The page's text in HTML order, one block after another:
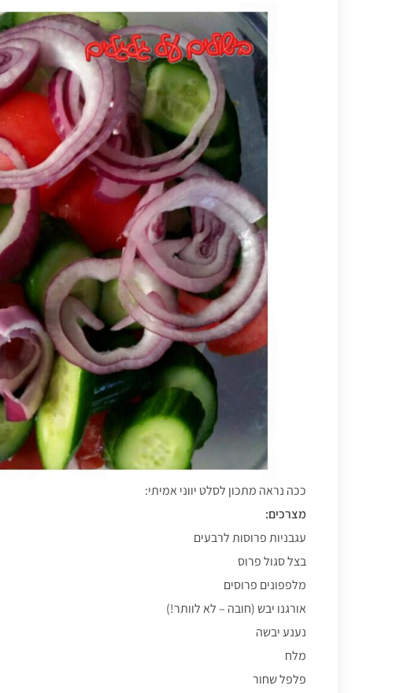
ככה נראה מתכון לסלט יווני אמיתי:
מצרכים:
עגבניות פרוסות לרבעים
בצל סגול פרוס
מלפפונים פרוסים
אורגנו יבש (חובה – לא לוותר!)
נענע יבשה
מלח
פלפל שחור